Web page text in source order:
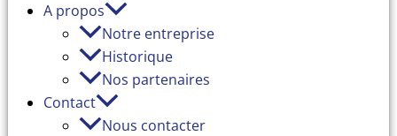
A propos
Notre entreprise
Historique
Nos partenaires
Contact
Nous contacter